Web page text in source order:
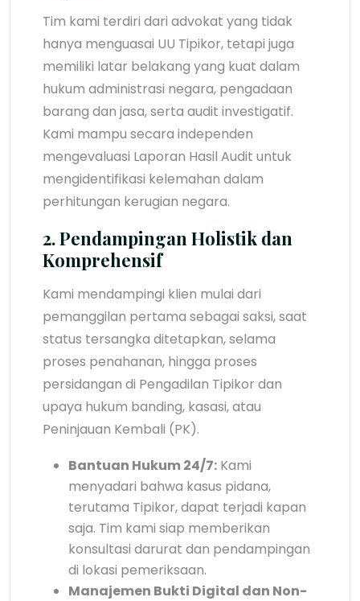
Tim kami terdiri dari advokat yang tidak
hanya menguasai UU Tipikor, tetapi juga
memiliki latar belakang yang kuat dalam
hukum administrasi negara, pengadaan
barang dan jasa, serta audit investigatif.
Kami mampu secara independen
mengevaluasi Laporan Hasil Audit untuk
mengidentifikasi kelemahan dalam
perhitungan kerugian negara.
2. Pendampingan Holistik dan
Komprehensif
Kami mendampingi klien mulai dari
pemanggilan pertama sebagai saksi, saat
status tersangka ditetapkan, selama
proses penahanan, hingga proses
persidangan di Pengadilan Tipikor dan
upaya hukum banding, kasasi, atau
Peninjauan Kembali (PK).
Bantuan Hukum 24/7: Kami
menyadari bahwa kasus pidana,
terutama Tipikor, dapat terjadi kapan
saja. Tim kami siap memberikan
konsultasi darurat dan pendampingan
di lokasi pemeriksaan.
Manajemen Bukti Digital dan Non-